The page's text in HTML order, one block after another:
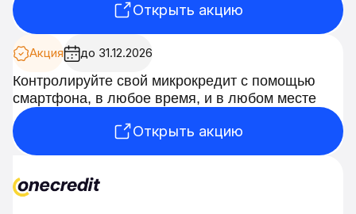
Открыть акцию
Акция до 31.12.2026
Контролируйте свой микрокредит с помощью
смартфона, в любое время, и в любом месте
Открыть акцию